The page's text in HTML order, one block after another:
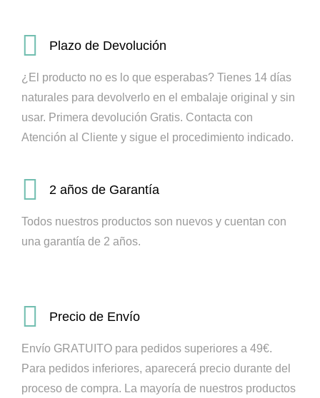
Plazo de Devolución
¿El producto no es lo que esperabas? Tienes 14 días
naturales para devolverlo en el embalaje original y sin
usar. Primera devolución Gratis. Contacta con
Atención al Cliente y sigue el procedimiento indicado.
2 años de Garantía
Todos nuestros productos son nuevos y cuentan con
una garantía de 2 años.
Precio de Envío
Envío GRATUITO para pedidos superiores a 49€.
Para pedidos inferiores, aparecerá precio durante del
proceso de compra. La mayoría de nuestros productos